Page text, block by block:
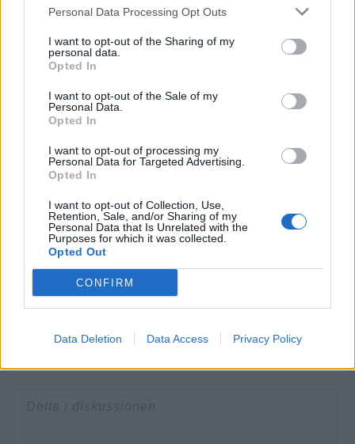
Personal Data Processing Opt Outs
I want to opt-out of the Sharing of my
personal data.
Opted In
I want to opt-out of the Sale of my
Personal Data.
Opted In
I want to opt-out of processing my
Personal Data for Targeted Advertising.
Opted In
I want to opt-out of Collection, Use,
Retention, Sale, and/or Sharing of my
Personal Data that Is Unrelated with the
Purposes for which it was collected.
Opted Out
CONFIRM
Data Deletion Data Access
Privacy Policy